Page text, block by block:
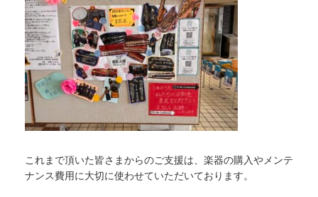
これまで頂いた皆さまからのご支援は、楽器の購入やメンテ
ナンス費用に大切に使わせていただいております。